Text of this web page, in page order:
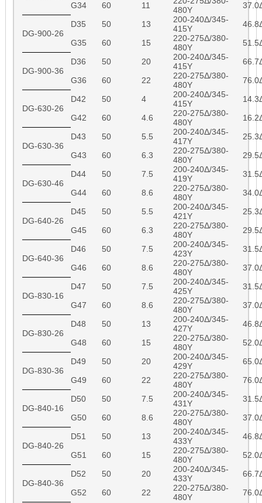
G34
60 11
480Y
DG-900-26
D35 50 13
200-240Δ/345-
415Y
G35
60 15
220-275Δ/380-
480Y
DG-900-36
D36 50 20
200-240Δ/345-
415Y
G36
60 22
220-275Δ/380-
480Y
DG-630-26
D42 50 4
200-240Δ/345-
415Y
G42
60 4.6
220-275Δ/380-
480Y
DG-630-36
D43 50 5.5
200-240Δ/345-
417Y
G43
60 6.3
220-275Δ/380-
480Y
DG-630-46
D44 50 7.5
200-240Δ/345-
419Y
G44
60 8.6
220-275Δ/380-
480Y
DG-640-26
D45 50 5.5
200-240Δ/345-
421Y
G45
60 6.3
220-275Δ/380-
480Y
DG-640-36
D46 50 7.5
200-240Δ/345-
423Y
G46
60 8.6
220-275Δ/380-
480Y
DG-830-16
D47 50 7.5
200-240Δ/345-
425Y
G47
60 8.6
220-275Δ/380-
480Y
DG-830-26
D48 50 13
200-240Δ/345-
427Y
G48
60 15
220-275Δ/380-
480Y
DG-830-36
D49 50 20
200-240Δ/345-
429Y
G49
60 22
220-275Δ/380-
480Y
DG-840-16
D50 50 7.5
200-240Δ/345-
431Y
G50
60 8.6
220-275Δ/380-
480Y
DG-840-26
D51 50 13
200-240Δ/345-
433Y
G51
60 15
220-275Δ/380-
480Y
DG-840-36
D52 50 20
200-240Δ/345-
433Y
G52
60 22
220-275Δ/380-
480Y